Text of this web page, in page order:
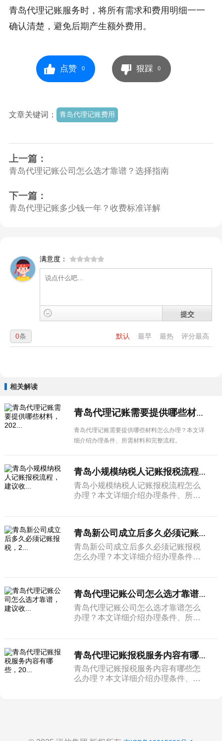
青岛代理记账服务时，将所有需求和费用明细一一
确认清楚，避免后期产生额外费用。
点赞 0 狠踩 0
文章关键词： 青岛代理记账费用
上一篇：
青岛代理记账公司怎么选才靠谱？选择指南
下一篇：
青岛代理记账多少钱一年？收费标准详解
满意度：
提交
默认 最早 最热 评分最高
0条
相关解读
青岛代理记账需要提供哪些材料，202...
青岛代理记账需要提供哪些材料怎么办理？本文详
细介绍办理条件、所需材料和完整流程。
青岛小规模纳税人记账报税流程，建议收...
青岛小规模纳税人记账报税流程怎么
办理？本文详细介绍办理条件、所需
青岛新公司成立后多久必须记账报税，2...
青岛新公司成立后多久必须记账报税
怎么办理？本文详细介绍办理条件、
青岛代理记账公司怎么选才靠谱，建议收...
青岛代理记账公司怎么选才靠谱怎么
办理？本文详细介绍办理条件、所需
青岛代理记账报税服务内容有哪些，20...
青岛代理记账报税服务内容有哪些怎
么办理？本文详细介绍办理条件、所